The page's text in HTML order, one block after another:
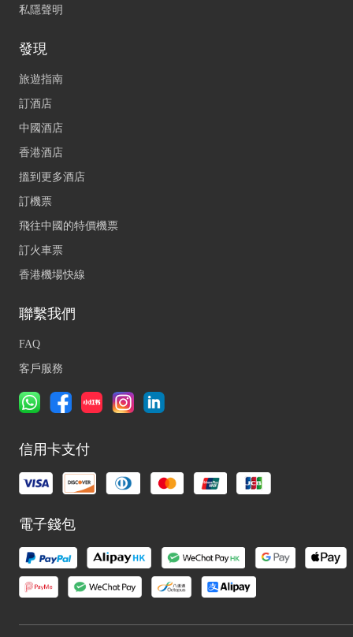
私隱聲明
發現
旅遊指南
訂酒店
中國酒店
香港酒店
搵到更多酒店
訂機票
飛往中國的特價機票
訂火車票
香港機場快線
聯繫我們
FAQ
客戶服務
信用卡支付
電子錢包